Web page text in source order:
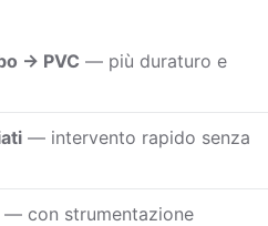
→ PVC — più duraturo e
— intervento rapido senza
— con strumentazione